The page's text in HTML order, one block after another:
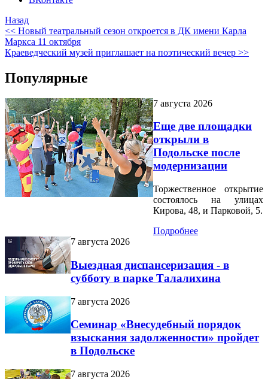
Назад
<< Новый театральный сезон откроется в ДК имени Карла
Маркса 11 октября
Краеведческий музей приглашает на поэтический вечер >>
Популярные
7 августа 2026
Еще две площадки
открыли в
Подольске после
модернизации
Торжественное открытие
состоялось на улицах
Кирова, 48, и Парковой, 5.
Подробнее
7 августа 2026
Выездная диспансеризация - в
субботу в парке Талалихина
7 августа 2026
Семинар «Внесудебный порядок
взыскания задолженности» пройдет
в Подольске
7 августа 2026